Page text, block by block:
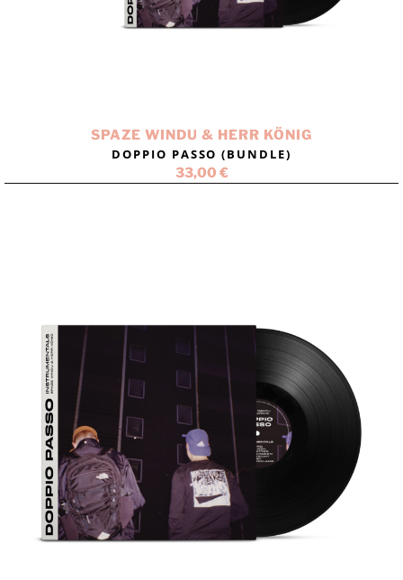
SPAZE WINDU & HERR KÖNIG
DOPPIO PASSO (BUNDLE)
33,00 €